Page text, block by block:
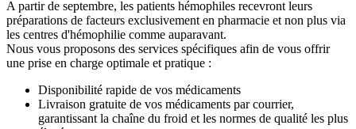
A partir de septembre, les patients hémophiles recevront leurs
préparations de facteurs exclusivement en pharmacie et non plus via
les centres d'hémophilie comme auparavant.
Nous vous proposons des services spécifiques afin de vous offrir
une prise en charge optimale et pratique :
Disponibilité rapide de vos médicaments
Livraison gratuite de vos médicaments par courrier,
garantissant la chaîne du froid et les normes de qualité les plus